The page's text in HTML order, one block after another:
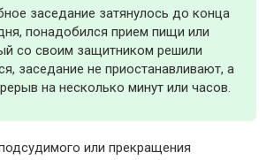
заседание затянулось до конца
понадобился прием пищи или
со своим защитником решили
заседание не приостанавливают, а
на несколько минут или часов.
или прекращения